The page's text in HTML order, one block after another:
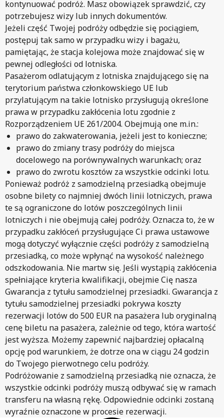
kontynuować podróż. Masz obowiązek sprawdzić, czy
potrzebujesz wizy lub innych dokumentów.
Jeżeli część Twojej podróży odbędzie się pociągiem,
postępuj tak samo w przypadku wizy i bagażu,
pamiętając, że stacja kolejowa może znajdować się w
pewnej odległości od lotniska.
Pasażerom odlatującym z lotniska znajdującego się na
terytorium państwa członkowskiego UE lub
przylatującym na takie lotnisko przysługują określone
prawa w przypadku zakłócenia lotu zgodnie z
Rozporządzeniem UE 261/2004. Obejmują one m.in.:
prawo do zakwaterowania, jeżeli jest to konieczne;
prawo do zmiany trasy podróży do miejsca
docelowego na porównywalnych warunkach; oraz
prawo do zwrotu kosztów za wszystkie odcinki lotu.
Ponieważ podróż z samodzielną przesiadką obejmuje
osobne bilety co najmniej dwóch linii lotniczych, prawa
te są ograniczone do lotów poszczególnych linii
lotniczych i nie obejmują całej podróży. Oznacza to, że w
przypadku zakłóceń przysługujące Ci prawa ustawowe
mogą dotyczyć wyłącznie części podróży z samodzielną
przesiadką, co może wpłynąć na wysokość należnego
odszkodowania. Nie martw się. Jeśli wystąpią zakłócenia
spełniające kryteria kwalifikacji, obejmie Cię nasza
Gwarancja z tytułu samodzielnej przesiadki. Gwarancja z
tytułu samodzielnej przesiadki pokrywa koszty
rezerwacji lotów do 500 EUR na pasażera lub oryginalną
cenę biletu na pasażera, zależnie od tego, która wartość
jest wyższa. Możemy zapewnić najbardziej opłacalną
opcję pod warunkiem, że dotrze ona w ciągu 24 godzin
do Twojego pierwotnego celu podróży.
Podróżowanie z samodzielną przesiadką nie oznacza, że
wszystkie odcinki podróży muszą odbywać się w ramach
transferu na własną rękę. Odpowiednie odcinki zostaną
wyraźnie oznaczone w procesie rezerwacji.